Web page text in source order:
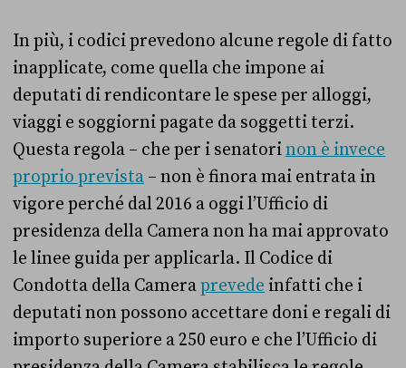
In più, i codici prevedono alcune regole di fatto
inapplicate, come quella che impone ai
deputati di rendicontare le spese per alloggi,
viaggi e soggiorni pagate da soggetti terzi.
Questa regola – che per i senatorinon è invece
proprio prevista – non è finora mai entrata in
vigore perché dal 2016 a oggi l’Ufficio di
presidenza della Camera non ha mai approvato
le linee guida per applicarla. Il Codice di
Condotta della Cameraprevede infatti che i
deputati non possono accettare doni e regali di
importo superiore a 250 euro e che l’Ufficio di